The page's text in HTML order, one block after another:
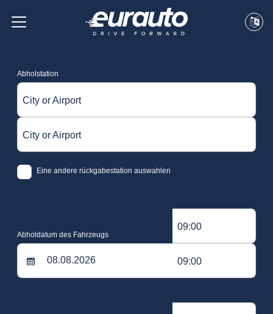
Abholstation
City or Airport
City or Airport
Eine andere rückgabestation auswahlen
Abholdatum des Fahrzeugs
09:00
09:00